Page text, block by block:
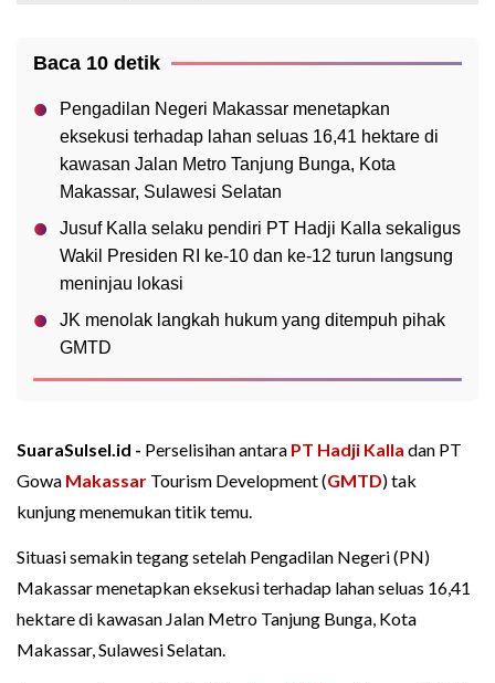
Baca 10 detik
Pengadilan Negeri Makassar menetapkan
eksekusi terhadap lahan seluas 16,41 hektare di
kawasan Jalan Metro Tanjung Bunga, Kota
Makassar, Sulawesi Selatan
Jusuf Kalla selaku pendiri PT Hadji Kalla sekaligus
Wakil Presiden RI ke-10 dan ke-12 turun langsung
meninjau lokasi
JK menolak langkah hukum yang ditempuh pihak
GMTD
SuaraSulsel.id - Perselisihan antara PT Hadji Kalla dan PT
Gowa Makassar Tourism Development (GMTD) tak
kunjung menemukan titik temu.
Situasi semakin tegang setelah Pengadilan Negeri (PN)
Makassar menetapkan eksekusi terhadap lahan seluas 16,41
hektare di kawasan Jalan Metro Tanjung Bunga, Kota
Makassar, Sulawesi Selatan.